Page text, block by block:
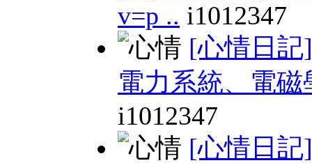
v=p .. i1012347
[心情日記]
電力系統、電磁
i1012347
[心情日記]